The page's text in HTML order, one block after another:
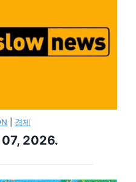
경제
2026.